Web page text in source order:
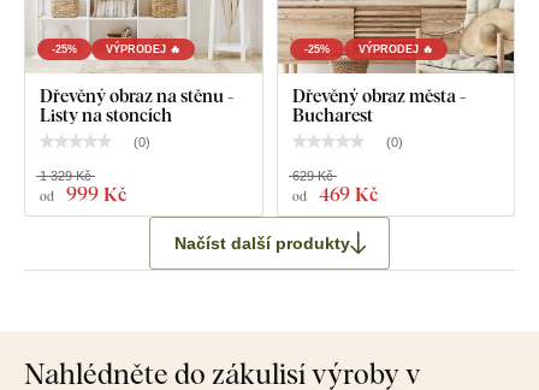
-25% VÝPRODEJ 🔥
Dřevěný obraz na stěnu -
Listy na stoncích
(0)
od 999 Kč
1 329 Kč
-25% VÝPRODEJ 🔥
Dřevěný obraz města -
Bucharest
(0)
od 469 Kč
629 Kč
Načíst další produkty
Nahlédněte do zákulisí výroby v